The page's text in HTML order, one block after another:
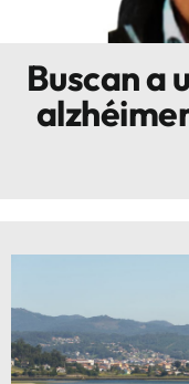
Sostenibilidad
Innova
Buscan a